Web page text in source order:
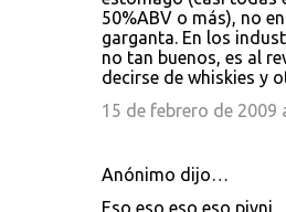
50%ABV o más), no
garganta. En los
no tan buenos, es al
decirse de whiskies y
15 de febrero de 2009
Anónimo dijo…
Eso eso eso eso pivni